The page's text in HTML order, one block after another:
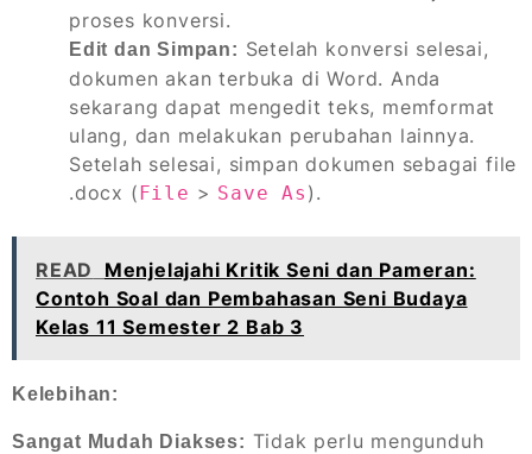
proses konversi.
Edit dan Simpan: Setelah konversi selesai,
dokumen akan terbuka di Word. Anda
sekarang dapat mengedit teks, memformat
ulang, dan melakukan perubahan lainnya.
Setelah selesai, simpan dokumen sebagai file
.docx (File > Save As ).
READ
Menjelajahi Kritik Seni dan Pameran:
Contoh Soal dan Pembahasan Seni Budaya
Kelas 11 Semester 2 Bab 3
Kelebihan:
Sangat Mudah Diakses: Tidak perlu mengunduh